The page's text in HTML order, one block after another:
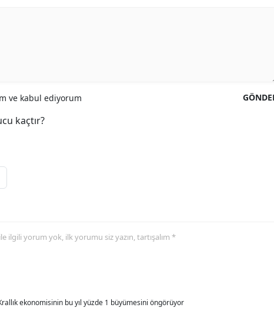
ve kabul ediyorum
kaçtır?
ilgili yorum yok, ilk yorumu siz yazın, tartışalım *
ekonomisinin bu yıl yüzde 1 büyümesini öngörüyor